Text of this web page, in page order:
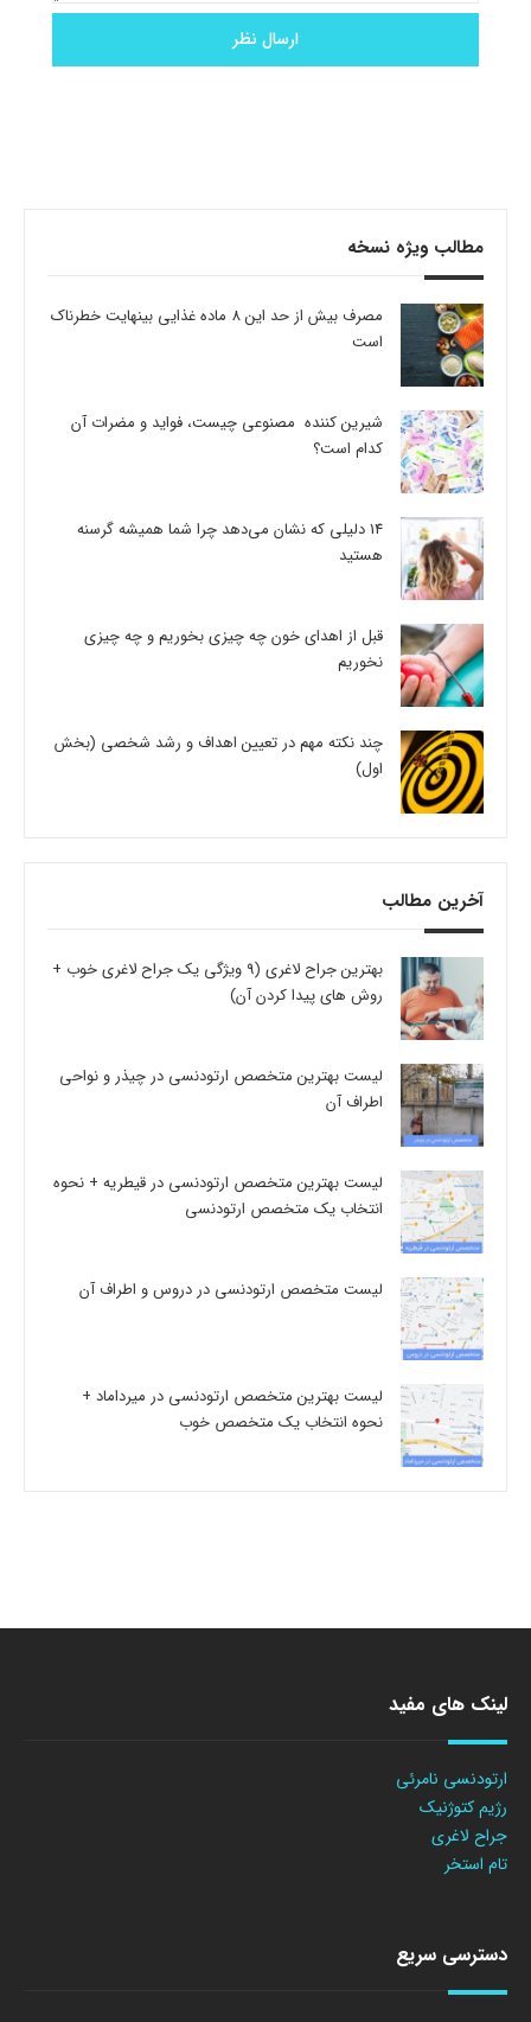
مطالب ویژه نسخه
مصرف بیش از حد این 8 ماده غذایی بینهایت خطرناک
است
شیرین کننده مصنوعی چیست، فواید و مضرات آن
کدام است؟
14 دلیلی که نشان می‌دهد چرا شما همیشه گرسنه
هستید
قبل از اهدای خون چه چیزی بخوریم و چه چیزی
نخوریم
چند نکته مهم در تعیین اهداف و رشد شخصی (بخش
اول)
آخرین مطالب
بهترین جراح لاغری (9 ویژگی یک جراح لاغری خوب +
روش های پیدا کردن آن)
لیست بهترین متخصص ارتودنسی در چیذر و نواحی
اطراف آن
لیست بهترین متخصص ارتودنسی در قیطریه + نحوه
انتخاب یک متخصص ارتودنسی
لیست متخصص ارتودنسی در دروس و اطراف آن
لیست بهترین متخصص ارتودنسی در میرداماد +
نحوه انتخاب یک متخصص خوب
لینک های مفید
ارتودنسی نامرئی
رژیم کتوژنیک
جراح لاغری
تام استخر
دسترسی سریع